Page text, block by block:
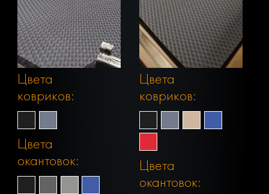
Цвета
ковриков:
Цвета
окантовок:
Цвета
ковриков:
Цвета
окантовок: